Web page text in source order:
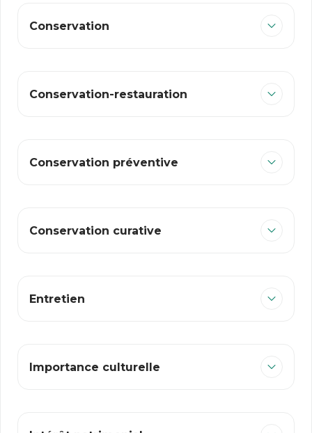
Conservation
Conservation-restauration
Conservation préventive
Conservation curative
Entretien
Importance culturelle